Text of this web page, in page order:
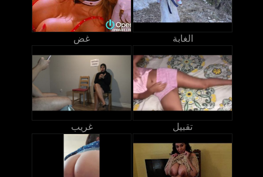
غض الغابة
غريب تقبيل